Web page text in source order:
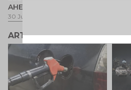
AHEAD
30 Jul 2026
ARTIKEL LAINNYA